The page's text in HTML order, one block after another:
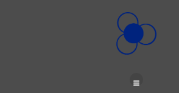
geç